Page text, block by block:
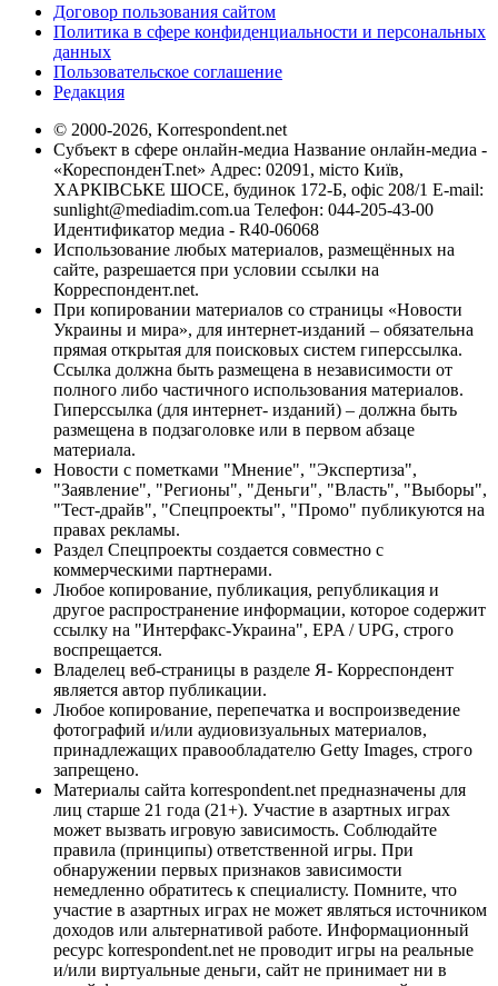
Договор пользования сайтом
Политика в сфере конфиденциальности и персональных
данных
Пользовательское соглашение
Редакция
© 2000-2026, Korrespondent.net
Субъект в сфере онлайн-медиа Название онлайн-медиа -
«КореспонденТ.net» Адрес: 02091, місто Київ,
ХАРКІВСЬКЕ ШОСЕ, будинок 172-Б, офіс 208/1 E-mail:
sunlight@mediadim.com.ua Телефон: 044-205-43-00
Идентификатор медиа - R40-06068
Использование любых материалов, размещённых на
сайте, разрешается при условии ссылки на
Корреспондент.net.
При копировании материалов со страницы «Новости
Украины и мира», для интернет-изданий – обязательна
прямая открытая для поисковых систем гиперссылка.
Ссылка должна быть размещена в независимости от
полного либо частичного использования материалов.
Гиперссылка (для интернет- изданий) – должна быть
размещена в подзаголовке или в первом абзаце
материала.
Новости с пометками "Мнение", "Экспертиза",
"Заявление", "Регионы", "Деньги", "Власть", "Выборы",
"Тест-драйв", "Спецпроекты", "Промо" публикуются на
правах рекламы.
Раздел Спецпроекты создается совместно с
коммерческими партнерами.
Любое копирование, публикация, републикация и
другое распространение информации, которое содержит
ссылку на "Интерфакс-Украина", EPA / UPG, строго
воспрещается.
Владелец веб-страницы в разделе Я- Корреспондент
является автор публикации.
Любое копирование, перепечатка и воспроизведение
фотографий и/или аудиовизуальных материалов,
принадлежащих правообладателю Getty Images, строго
запрещено.
Материалы сайта korrespondent.net предназначены для
лиц старше 21 года (21+). Участие в азартных играх
может вызвать игровую зависимость. Соблюдайте
правила (принципы) ответственной игры. При
обнаружении первых признаков зависимости
немедленно обратитесь к специалисту. Помните, что
участие в азартных играх не может являться источником
доходов или альтернативой работе. Информационный
ресурс korrespondent.net не проводит игры на реальные
и/или виртуальные деньги, сайт не принимает ни в